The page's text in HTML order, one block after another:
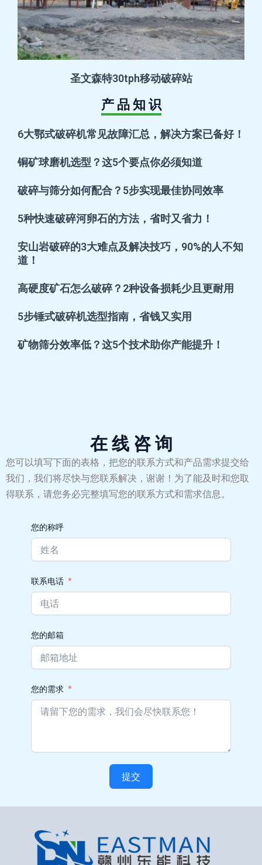
圣文森特30tph移动破碎站
产 品 知 识
6大鄂式破碎机常见故障汇总，解决方案已备好！
铜矿球磨机选型？这5个要点你必须知道
破碎与筛分如何配合？5步实现最佳协同效率
5种快速破碎河卵石的方法，省时又省力！
安山岩破碎的3大难点及解决技巧，90%的人不知
道！
高硬度矿石怎么破碎？2种设备损耗少且更耐用
5步锤式破碎机选型指南，省钱又实用
矿物筛分效率低？这5个技术助你产能提升！
在 线 咨 询
您可以填写下面的表格，把您的联系方式和产品需求提交给
我们，我们将尽快与您联系解决，谢谢！为了能及时和您取
得联系，请您务必完整填写您的联系方式和需求信息。
您的称呼
联系电话
您的邮箱
您的需求
提交
Alternative: